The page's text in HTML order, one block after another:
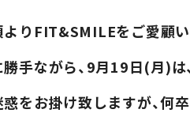
・入会案内
とは
よりFIT&SMILEをご愛顧
勝手ながら、9月19日(月)
惑をお掛け致しますが、何